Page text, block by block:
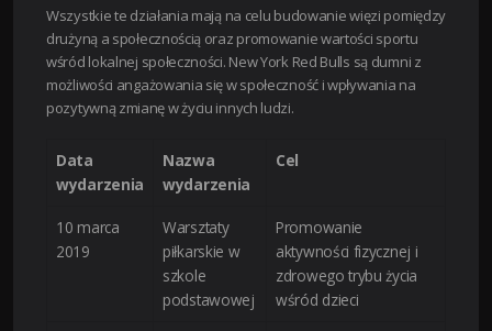
Wszystkie te działania mają na celu budowanie więzi pomiędzy
drużyną a społecznością oraz promowanie wartości sportu
wśród lokalnej społeczności. New York Red Bulls są dumni z
możliwości angażowania się w społeczność i wpływania na
pozytywną zmianę w życiu innych ludzi.
Data
wydarzenia
Nazwa
wydarzenia
Cel
10 marca
2019
Warsztaty
piłkarskie w
szkole
podstawowej
Promowanie
aktywności fizycznej i
zdrowego trybu życia
wśród dzieci